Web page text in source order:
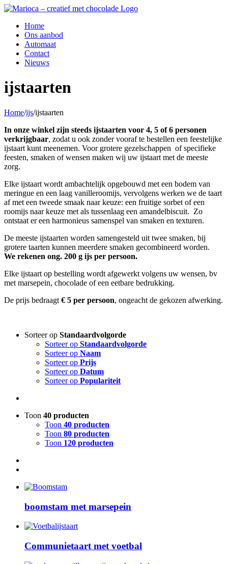
Ga
inhoudHome
Ons aanbod
Automaat
Contact
Nieuws
ijstaarten
Home/ijs/ijstaarten
In onze winkel zijn steeds ijstaarten voor 4, 5 of 6 personen
verkrijgbaar, zodat u ook zonder vooraf te bestellen een feestelijke
ijstaart kunt meenemen. Voor grotere gezelschappen of specifieke
feesten, smaken of wensen maken wij uw ijstaart met de meeste
zorg.
Elke ijstaart wordt ambachtelijk opgebouwd met een bodem van
meringue en een laag vanilleroomijs, vervolgens werken we de taart
af met een tweede smaak naar keuze: een fruitige sorbet of een
roomijs naar keuze met als tussenlaag een amandelbiscuit. Zo
ontstaat er een harmonieus samenspel van smaken en texturen.
De meeste ijstaarten worden samengesteld uit twee smaken, bij
grotere taarten kunnen meerdere smaken gecombineerd worden.
We rekenen ong. 200 g ijs per persoon.
Elke ijstaart op bestelling wordt afgewerkt volgens uw wensen, bv
met marsepein, chocolade of een eetbare bedrukking.
De prijs bedraagt € 5 per persoon, ongeacht de gekozen afwerking.
Sorteer op Standaardvolgorde
Sorteer op Standaardvolgorde
Sorteer op Naam
Sorteer op Prijs
Sorteer op Datum
Sorteer op Populariteit
Toon 40 producten
Toon 40 producten
Toon 80 producten
Toon 120 producten
boomstam met marsepein
Communietaart met voetbal